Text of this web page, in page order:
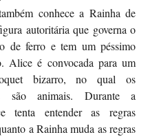
autoritária que governa o
de ferro e tem um péssimo
Alice é convocada para um
bizarro, no qual os
são animais. Durante a
tenta entender as regras
a Rainha muda as regras